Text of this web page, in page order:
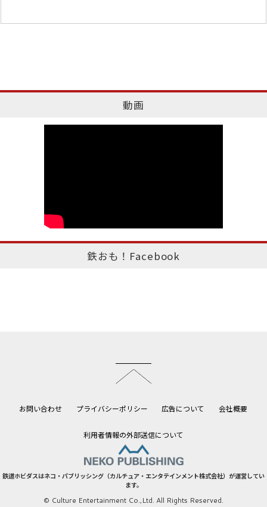
動画
鉄おも！Facebook
お問い合わせ プライバシーポリシー 広告について 会社概要
利用者情報の外部送信について
鉄道ホビダスはネコ・パブリッシング（カルチュア・エンタテインメント株式会社）が運営してい
ます。
© Culture Entertainment Co.,Ltd. All Rights Reserved.